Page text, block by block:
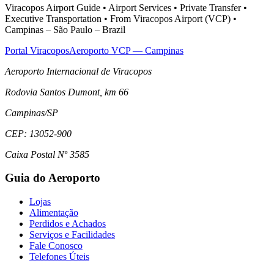
Viracopos Airport Guide • Airport Services • Private Transfer •
Executive Transportation • From Viracopos Airport (VCP) •
Campinas – São Paulo – Brazil
Portal ViracoposAeroporto VCP — Campinas
Aeroporto Internacional de Viracopos
Rodovia Santos Dumont, km 66
Campinas/SP
CEP: 13052-900
Caixa Postal Nº 3585
Guia do Aeroporto
Lojas
Alimentação
Perdidos e Achados
Serviços e Facilidades
Fale Conosco
Telefones Úteis